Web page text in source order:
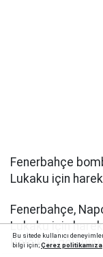
Fenerbahçe
Lukaku için
Fenerbahçe,
Lukaku için
Belçikalı
Bu sitede kullanıcı
bilgi için;Çerez politikamıza